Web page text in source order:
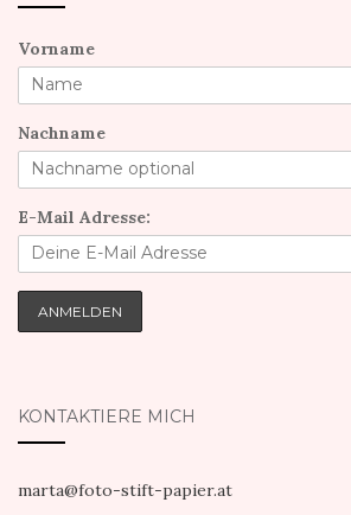
Vorname
Nachname
E-Mail Adresse:
KONTAKTIERE MICH
marta@foto-stift-papier.at